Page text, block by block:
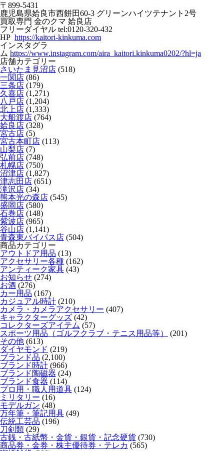
〒899-5431
鹿児島県姶良市西餅田60-3 グリーンハイツテナント2号
買取専門 金のクマ 姶良店
フリーダイヤル tel:0120-320-432
HP https://kaitori-kinkuma.com
インスタグラ
ム https://www.instagram.com/aira_kaitori.kinkuma0202/?hl=ja
店舗カテゴリー
さいたま見沼店 (518)
一関店 (86)
三条店 (179)
久喜店 (1,271)
八戸店 (1,204)
北上店 (1,333)
大船渡店 (764)
姶良店 (328)
宮古店 (5)
宮古本町店 (113)
山梨店 (7)
弘前店 (748)
札幌店 (750)
沼津店 (1,827)
津志田店 (651)
滝沢店 (34)
熊本光の森店 (545)
盛岡店 (580)
石巻店 (148)
紫波店 (965)
谷山店 (1,141)
青森東バイパス店 (504)
商品カテゴリー
アウトドア用品 (13)
アクセサリー各種 (162)
アンティーク家具 (43)
お知らせ (274)
お酒 (276)
カー用品 (167)
カジュアル時計 (210)
カメラ・カメラアクセサリー (407)
キャラクターグッズ (42)
コレクターズアイテム (57)
スポーツ用品（ゴルフクラブ・テニス用品等）
(201)
その他 (613)
ダイヤモンド (219)
ブランド品 (2,100)
ブランド時計 (966)
ブランド陶磁器 (24)
ブランド食器 (114)
プロ用・職人用道具 (124)
ミリタリー (16)
モデルガン (48)
万年筆・筆記用具 (49)
伝統工芸品 (196)
刀剣類 (29)
古銭・古紙幣・金貨・銀貨・記念硬貨 (730)
商品券・金券・株主優待券・テレカ (565)